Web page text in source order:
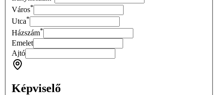
Város*
Utca*
Házszám*
Emelet
Ajtó
Képviselő